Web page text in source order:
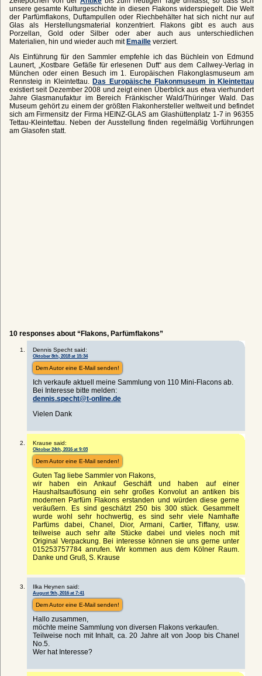
unsere gesamte Kulturgeschichte in diesen Flakons widerspiegelt. Die Welt
der Parfümflakons, Duftampullen oder Riechbehälter hat sich nicht nur auf
Glas als Herstellungsmaterial konzentriert. Flakons gibt es auch aus
Porzellan, Gold oder Silber oder aber auch aus unterschiedlichen
Materialien, hin und wieder auch mitEmaille verziert.
Als Einführung für den Sammler empfehle ich das Büchlein von Edmund
Launert, „Kostbare Gefäße für erlesenen Duft“ aus dem Callwey-Verlag in
München oder einen Besuch im 1. Europäischen Flakonglasmuseum am
Rennsteig in Kleintettau.Das Europäische Flakonmuseum in Kleintettau
existiert seit Dezember 2008 und zeigt einen Überblick aus etwa vierhundert
Jahre Glasmanufaktur im Bereich Fränkischer Wald/Thüringer Wald. Das
Museum gehört zu einem der größten Flakonhersteller weltweit und befindet
sich am Firmensitz der Firma HEINZ-GLAS am Glashüttenplatz 1-7 in 96355
Tettau-Kleintettau. Neben der Ausstellung finden regelmäßig Vorführungen
am Glasofen statt.
10 responses about “Flakons, Parfümflakons”
Dennis Specht said:
Oktober 8th, 2018 at 15:34
Dem Autor eine E-Mail senden!
Ich verkaufe aktuell meine Sammlung von 110 Mini-Flacons ab.
Bei Interesse bitte melden:
dennis.specht@t-online.de
Vielen Dank
Krause said:
Oktober 24th, 2016 at 9:03
Dem Autor eine E-Mail senden!
Guten Tag liebe Sammler von Flakons,
wir haben ein Ankauf Geschäft und haben auf einer
Haushaltsauflösung ein sehr großes Konvolut an antiken bis
modernen Parfüm Flakons erstanden und würden diese gerne
veräußern. Es sind geschätzt 250 bis 300 stück. Gesammelt
wurde wohl sehr hochwertig, es sind sehr viele Namhafte
Parfüms dabei, Chanel, Dior, Armani, Cartier, Tiffany, usw.
teilweise auch sehr alte Stücke dabei und vieles noch mit
Original Verpackung. Bei interesse können sie uns gerne unter
015253757784 anrufen. Wir kommen aus dem Kölner Raum.
Danke und Gruß, S. Krause
Ilka Heynen said:
August 9th, 2016 at 7:41
Dem Autor eine E-Mail senden!
Hallo zusammen,
möchte meine Sammlung von diversen Flakons verkaufen.
Teilweise noch mit Inhalt, ca. 20 Jahre alt von Joop bis Chanel
No.5.
Wer hat Interesse?